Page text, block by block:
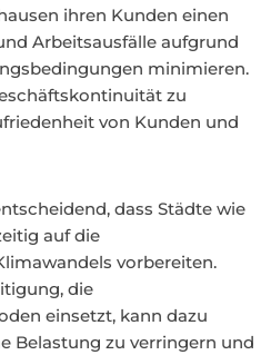
ihren Kunden einen
Arbeitsausfälle aufgrund
minimieren.
zu
von Kunden und
dass Städte wie
auf die
vorbereiten.
die
einsetzt, kann dazu
Belastung zu verringern und